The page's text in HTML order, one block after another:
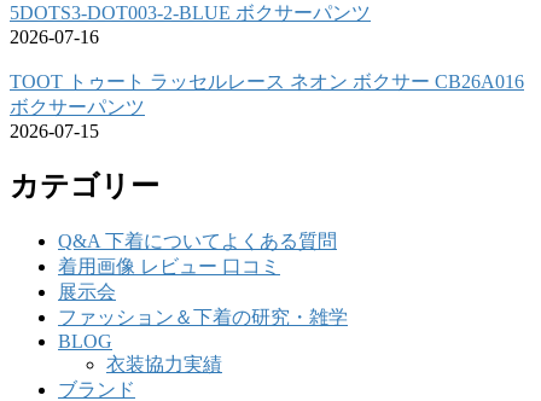
5DOTS3-DOT003-2-BLUE ボクサーパンツ
2026-07-16
TOOT トゥート ラッセルレース ネオン ボクサー CB26A016
ボクサーパンツ
2026-07-15
カテゴリー
Q&A 下着についてよくある質問
着用画像 レビュー 口コミ
展示会
ファッション＆下着の研究・雑学
BLOG
衣装協力実績
ブランド